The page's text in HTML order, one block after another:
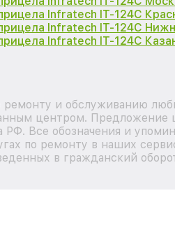
Infratech IT-124C
Infratech IT-124C
Infratech IT-124C
ремонту и обслуживанию
центром.
РФ. Все обозначения и
по ремонту в наших
в гражданский